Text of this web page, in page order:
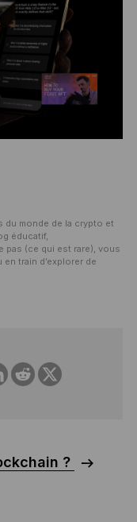
du monde de la crypto et
éducatif,
pas (ce qui est rare), vous
train d’explorer de
?